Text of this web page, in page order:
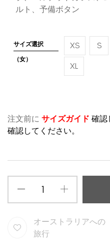
ルト、予備ボタン
サイズ選択
（女）
XS S
XL
注文前に サイズガイド 確認
確認してください。
オーストラリアへの
旅行